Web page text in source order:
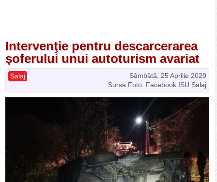
Intervenţie pentru descarcerarea
şoferului unui autoturism avariat
Sâmbătă, 25 Aprilie 2020
Salaj
Sursa Foto: Facebook ISU Salaj